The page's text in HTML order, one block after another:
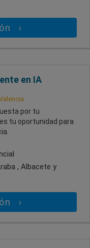
en IA
por tu
tu oportunidad para
, Albacete y